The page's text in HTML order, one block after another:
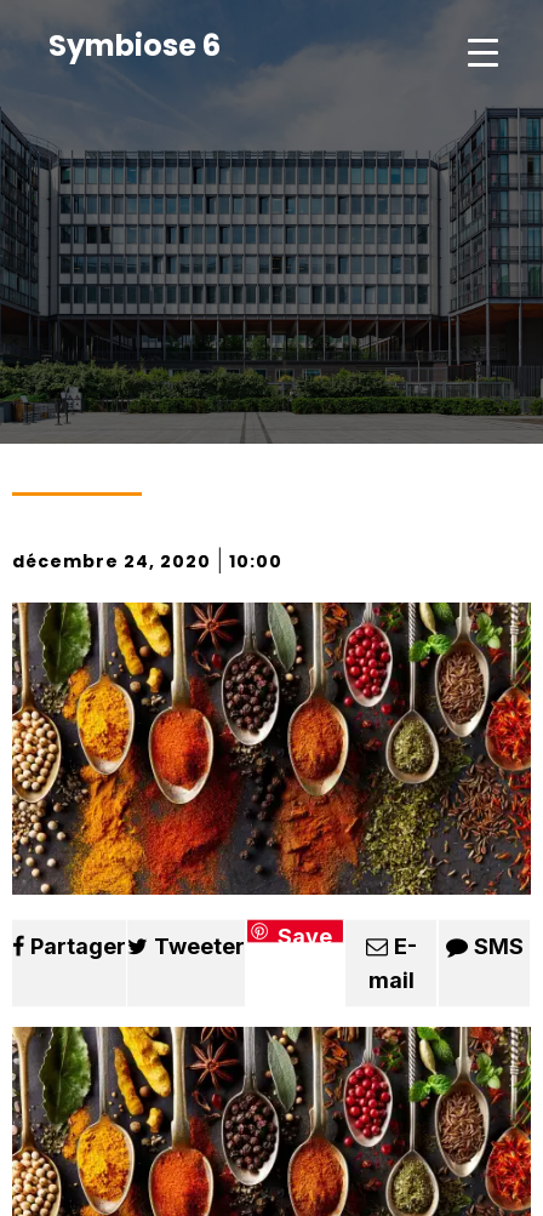
Symbiose 6
décembre 24, 2020 10:00
Partager Tweeter Save
E-
mail
SMS